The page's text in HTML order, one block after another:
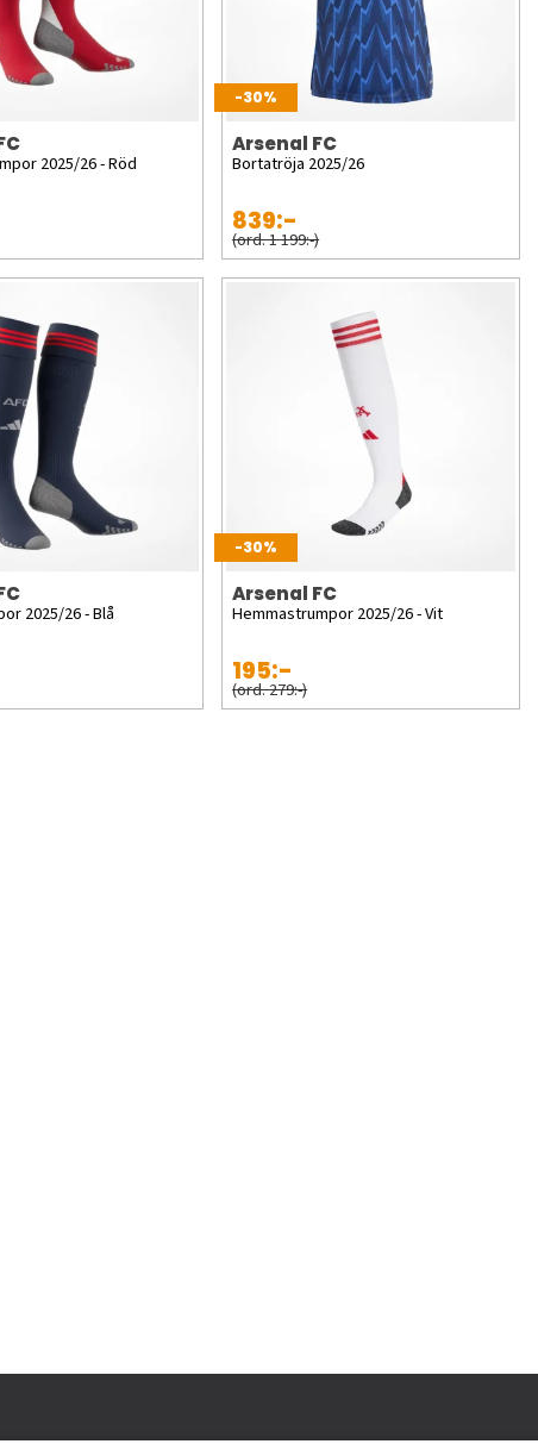
2025/26 - Röd
-30%
Arsenal FC
Bortatröja 2025/26
839:-
(ord. 1 199:-)
2025/26 - Blå
-30%
Arsenal FC
Hemmastrumpor 2025/26 - Vit
195:-
(ord. 279:-)